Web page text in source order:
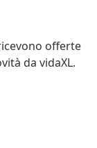
offerte
da vidaXL.